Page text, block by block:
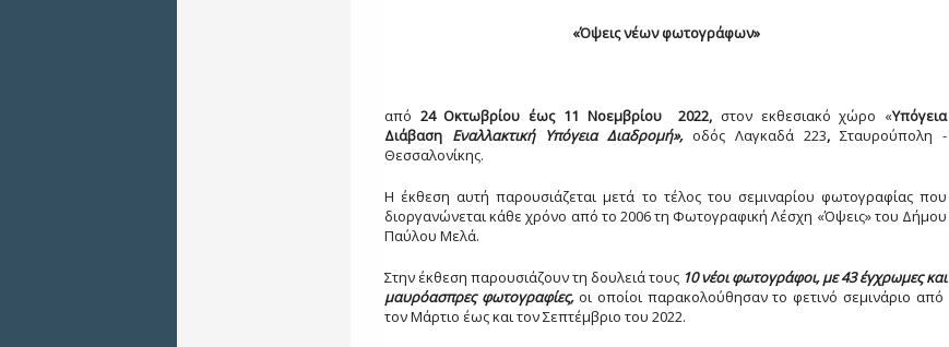
«Όψεις νέων φωτογράφων»
από 24 Οκτωβρίου έως 11 Νοεμβρίου 2022, στον εκθεσιακό χώρο «Υπόγεια
Διάβαση Εναλλακτική Υπόγεια Διαδρομή», οδός Λαγκαδά 223, Σταυρούπολη -
Θεσσαλονίκης.
Η έκθεση αυτή παρουσιάζεται μετά το τέλος του σεμιναρίου φωτογραφίας που
διοργανώνεται κάθε χρόνο από τo 2006τη Φωτογραφική Λέσχη «Όψεις» του Δήμου
Παύλου Μελά.
Στην έκθεση παρουσιάζουν τη δουλειά τους 10 νέοι φωτογράφοι, με 43 έγχρωμες και
μαυρόασπρες φωτογραφίες, οι οποίοι παρακολούθησαν το φετινό σεμινάριο από
τον Μάρτιο έως και τον Σεπτέμβριο του 2022.